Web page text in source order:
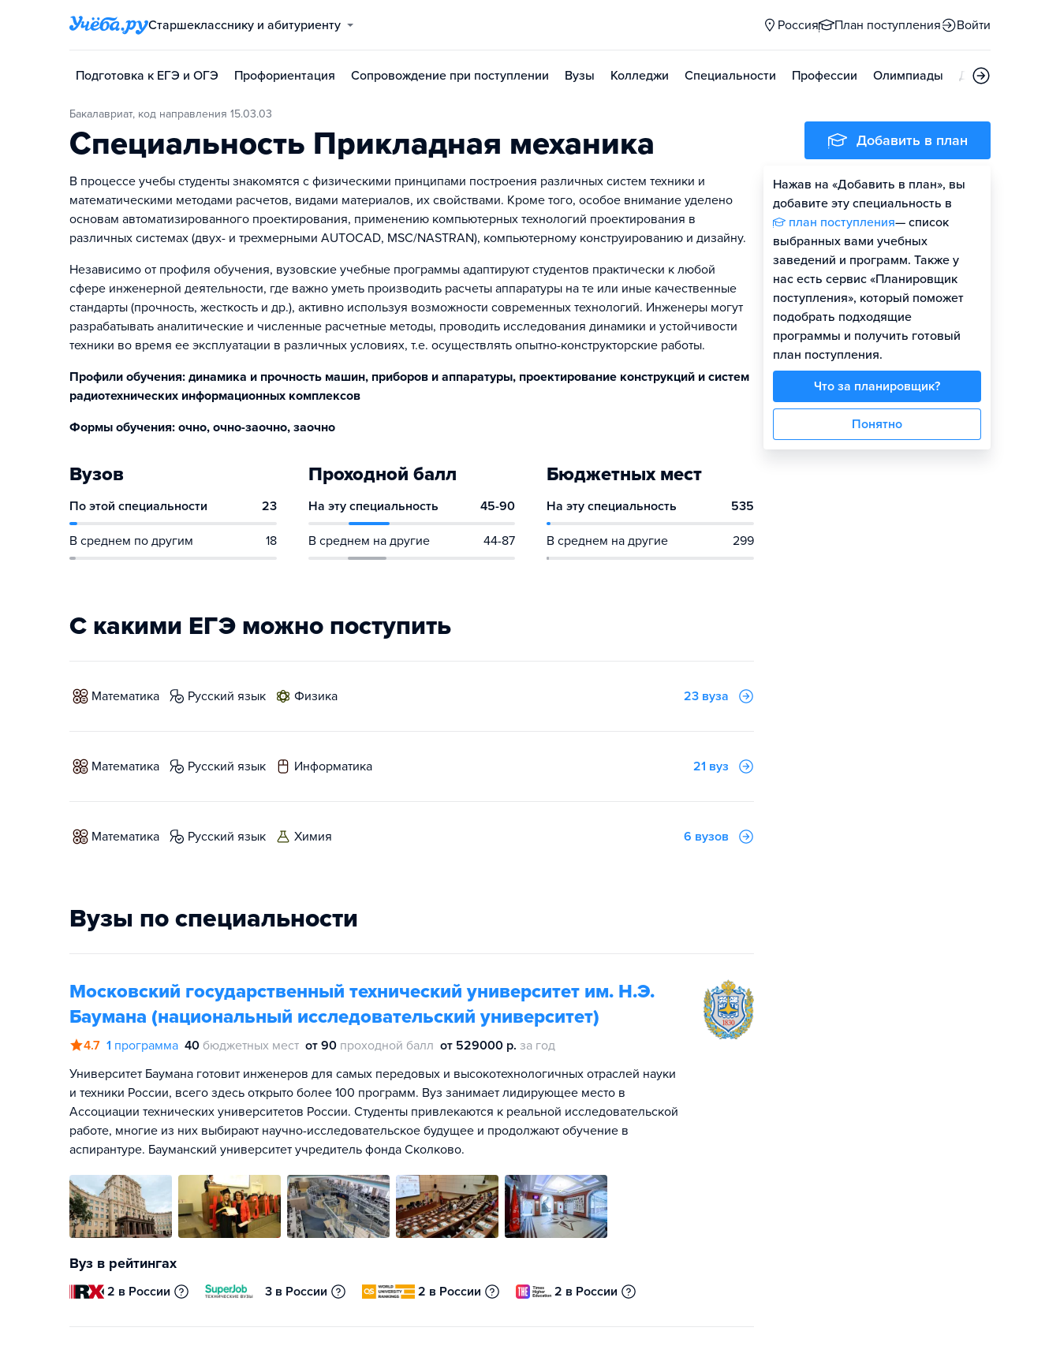
Старшекласснику и абитуриенту Россия План поступления Войти
Подготовка к ЕГЭ и ОГЭ Профориентация Сопровождение при поступлении Вузы Колледжи Специальности Профессии Олимпиады Дни открытых
Бакалавриат, код направления 15.03.03
Специальность Прикладная механика
В процессе учебы студенты знакомятся с физическими принципами построения различных систем техники и
математическими методами расчетов, видами материалов, их свойствами. Кроме того, особое внимание уделено
основам автоматизированного проектирования, применению компьютерных технологий проектирования в
различных системах (двух- и трехмерными AUTOCAD, MSC/NASTRAN), компьютерному конструированию и дизайну.
Независимо от профиля обучения, вузовские учебные программы адаптируют студентов практически к любой
сфере инженерной деятельности, где важно уметь производить расчеты аппаратуры на те или иные качественные
стандарты (прочность, жесткость и др.), активно используя возможности современных технологий. Инженеры могут
разрабатывать аналитические и численные расчетные методы, проводить исследования динамики и устойчивости
техники во время ее эксплуатации в различных условиях, т.е. осуществлять опытно-конструкторские работы.
Профили обучения: динамика и прочность машин, приборов и аппаратуры, проектирование конструкций и систем
радиотехнических информационных комплексов
Формы обучения: очно, очно-заочно, заочно
Вузов
По этой специальности 23
В среднем по другим 18
Проходной балл
На эту специальность 45-90
В среднем на другие 44-87
Бюджетных мест
На эту специальность 535
В среднем на другие 299
С какими ЕГЭ можно поступить
математика русский язык физика 23 вуза
математика русский язык информатика 21 вуз
математика русский язык химия 6 вузов
Вузы по специальности
Московский государственный технический университет им. Н.Э.
Баумана (национальный исследовательский университет)
4.7 1 программа 40 бюджетных мест от 90 проходной балл от 529000 р. за год
Университет Баумана готовит инженеров для самых передовых и высокотехнологичных отраслей науки
и техники России, всего здесь открыто более 100 программ. Вуз занимает лидирующее место в
Ассоциации технических университетов России. Студенты привлекаются к реальной исследовательской
работе, многие из них выбирают научно-исследовательское будущее и продолжают обучение в
аспирантуре. Бауманский университет учредитель фонда Сколково.
Вуз в рейтингах
2 в России 3 в России 2 в России 2 в России
Добавить в план
Нажав на «Добавить в план», вы
добавите эту специальность в
план поступления— список
выбранных вами учебных
заведений и программ. Также у
нас есть сервис «Планировщик
поступления», который поможет
подобрать подходящие
программы и получить готовый
план поступления.
Что за планировщик?
Понятно